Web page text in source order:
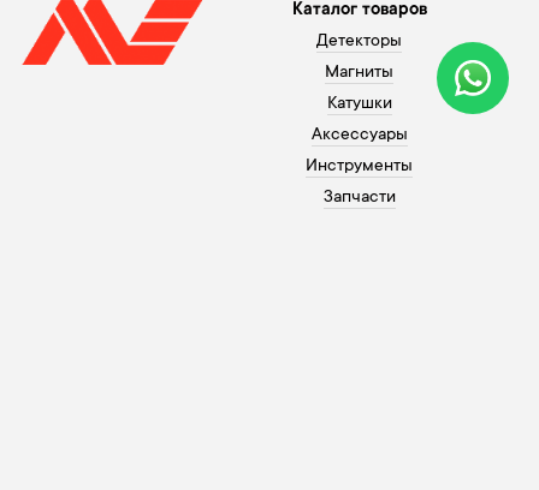
Каталог товаров
Детекторы
Магниты
Катушки
Аксессуары
Инструменты
Запчасти